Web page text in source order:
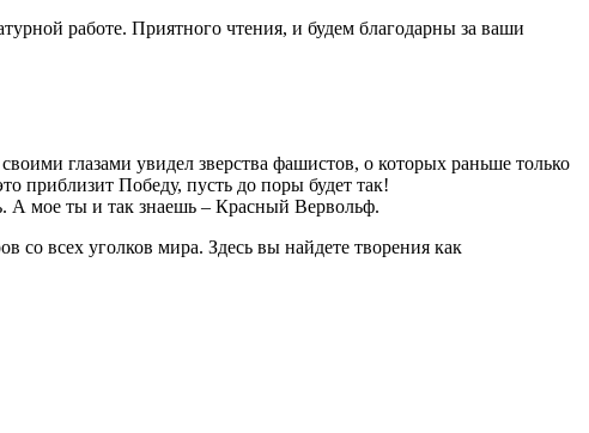
работе. Приятного чтения, и будем благодарны за ваши
глазами увидел зверства фашистов, о которых раньше только
приблизит Победу, пусть до поры будет так!
А мое ты и так знаешь – Красный Вервольф.
со всех уголков мира. Здесь вы найдете творения как